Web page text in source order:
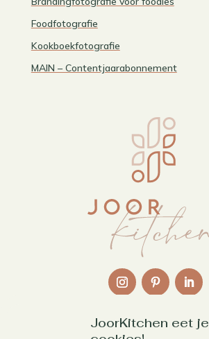
JoorKitchen eet je
Foodfotografie
Kookboekfotografie
MAIN – Contentjaarabonnement